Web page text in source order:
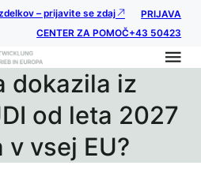
– prijavite se zdaj
PRIJAVA
CENTER ZA POMOČ+43 50423
dokazila iz
od leta 2027
vsej EU?